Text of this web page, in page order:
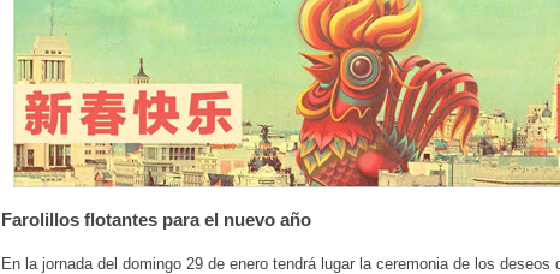
Farolillos flotantes para el nuevo año
En la jornada del domingo 29 de enero tendrá lugar la ceremonia de los deseos